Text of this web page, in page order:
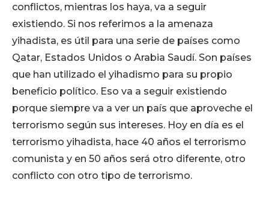
conflictos, mientras los haya, va a seguir
existiendo. Si nos referimos a la amenaza
yihadista, es útil para una serie de países como
Qatar, Estados Unidos o Arabia Saudí. Son países
que han utilizado el yihadismo para su propio
beneficio político. Eso va a seguir existiendo
porque siempre va a ver un país que aproveche el
terrorismo según sus intereses. Hoy en día es el
terrorismo yihadista, hace 40 años el terrorismo
comunista y en 50 años será otro diferente, otro
conflicto con otro tipo de terrorismo.